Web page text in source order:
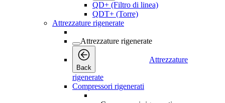
QD+ (Filtro di linea)
QDT+ (Torre)
Attrezzature rigenerate
Attrezzature rigenerate
Back
Attrezzature
rigenerate
Compressori rigenerati